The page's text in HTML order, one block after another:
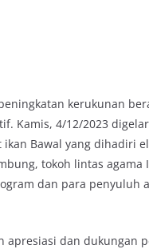
kerukunan
Kamis, 4/12/2023
Bawal yang dihadiri
tokoh lintas
dan para penyuluh
apresiasi dan dukungan